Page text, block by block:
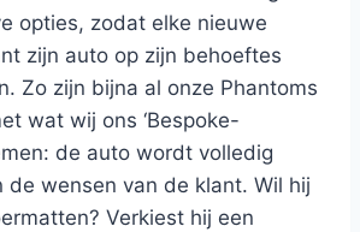
opties, zodat elke nieuwe
zijn auto op zijn behoeftes
Zo zijn bijna al onze Phantoms
wat wij ons ‘Bespoke-
de auto wordt volledig
de wensen van de klant. Wil hij
Verkiest hij een